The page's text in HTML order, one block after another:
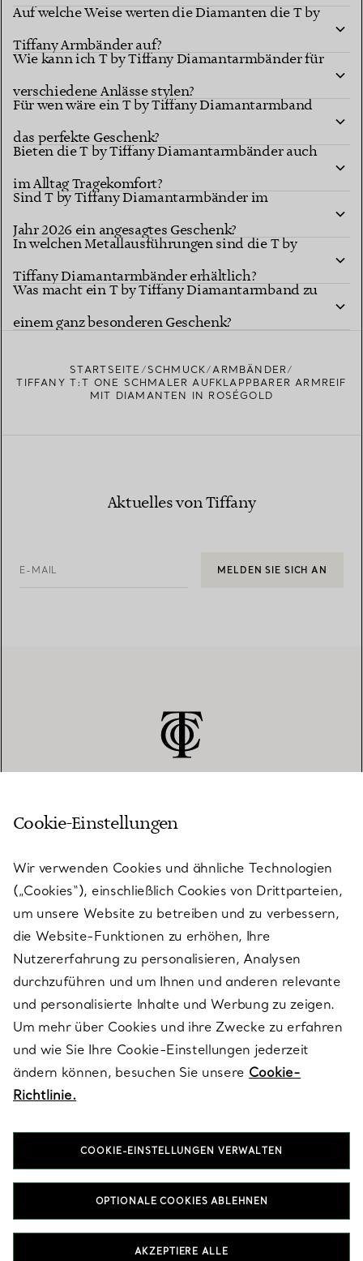
Auf welche Weise werten die Diamanten die T by
Tiffany Armbänder auf?
Wie kann ich T by Tiffany Diamantarmbänder für
verschiedene Anlässe stylen?
Für wen wäre ein T by Tiffany Diamantarmband
das perfekte Geschenk?
Bieten die T by Tiffany Diamantarmbänder auch
im Alltag Tragekomfort?
Sind T by Tiffany Diamantarmbänder im
Jahr 2026 ein angesagtes Geschenk?
In welchen Metallausführungen sind die T by
Tiffany Diamantarmbänder erhältlich?
Was macht ein T by Tiffany Diamantarmband zu
einem ganz besonderen Geschenk?
STARTSEITE SCHMUCK
ARMBÄNDER
TIFFANY T:T ONE SCHMALER AUFKLAPPBARER ARMREIF
MIT DIAMANTEN IN ROSÉGOLD
Aktuelles von Tiffany
E-MAIL MELDEN SIE SICH AN
KUNDENSERVICE
SERVICES
ÜBER TIFFANY & CO.
RECHTLICHE HINWEISE
FOLGEN SIE UNS
T&Co. 2026
Cookie-Einstellungen
Wir verwenden Cookies und ähnliche Technologien
(„Cookies“), einschließlich Cookies von Drittparteien,
um unsere Website zu betreiben und zu verbessern,
die Website-Funktionen zu erhöhen, Ihre
Nutzererfahrung zu personalisieren, Analysen
durchzuführen und um Ihnen und anderen relevante
und personalisierte Inhalte und Werbung zu zeigen.
Um mehr über Cookies und ihre Zwecke zu erfahren
und wie Sie Ihre Cookie-Einstellungen jederzeit
ändern können, besuchen Sie unsere Cookie-
Richtlinie.
COOKIE-EINSTELLUNGEN VERWALTEN
OPTIONALE COOKIES ABLEHNEN
AKZEPTIERE ALLE